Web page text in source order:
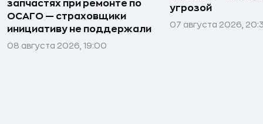
запчастях при ремонте по
ОСАГО — страховщики
инициативу не поддержали
08 августа 2026, 19:00
угрозой
07 августа 2026,